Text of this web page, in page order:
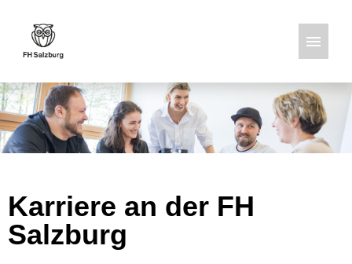
Deutsch Englisch
Stellenangebote
Karriere an der FH
Salzburg